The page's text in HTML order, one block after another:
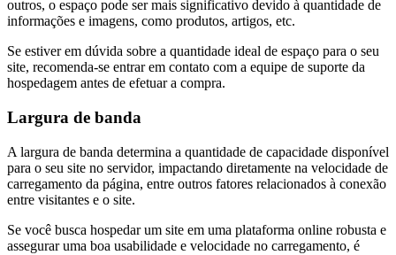
outros, o espaço pode ser mais significativo devido à quantidade de
informações e imagens, como produtos, artigos, etc.
Se estiver em dúvida sobre a quantidade ideal de espaço para o seu
site, recomenda-se entrar em contato com a equipe de suporte da
hospedagem antes de efetuar a compra.
Largura de banda
A largura de banda determina a quantidade de capacidade disponível
para o seu site no servidor, impactando diretamente na velocidade de
carregamento da página, entre outros fatores relacionados à conexão
entre visitantes e o site.
Se você busca hospedar um site em uma plataforma online robusta e
assegurar uma boa usabilidade e velocidade no carregamento, é